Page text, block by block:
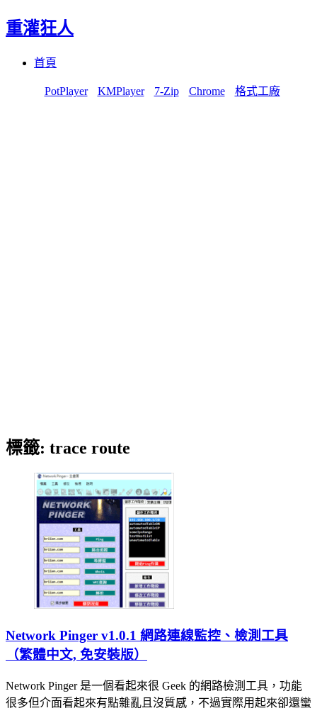
重灌狂人
首頁
PotPlayer KMPlayer 7-Zip Chrome 格式工廠
標籤: trace route
Network Pinger v1.0.1 網路連線監控、檢測工具
（繁體中文, 免安裝版）
Network Pinger 是一個看起來很 Geek 的網路檢測工具，功能
很多但介面看起來有點雜亂且沒質感，不過實際用起來卻還蠻